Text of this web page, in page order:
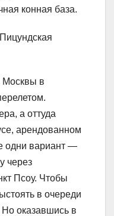
конная база.
Москвы в
а оттуда
арендованном
одни вариант —
через
Псоу. Чтобы
в очереди
Но оказавшись в